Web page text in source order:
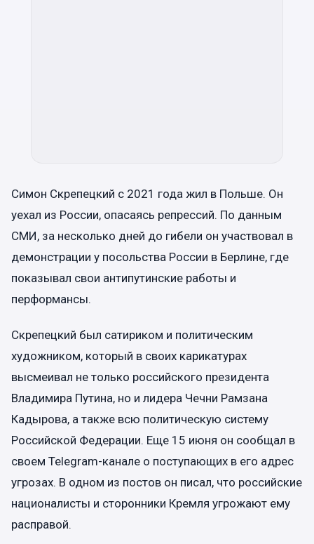
Симон Скрепецкий с 2021 года жил в Польше. Он
уехал из России, опасаясь репрессий. По данным
СМИ, за несколько дней до гибели он участвовал в
демонстрации у посольства России в Берлине, где
показывал свои антипутинские работы и
перформансы.
Скрепецкий был сатириком и политическим
художником, который в своих карикатурах
высмеивал не только российского президента
Владимира Путина, но и лидера Чечни Рамзана
Кадырова, а также всю политическую систему
Российской Федерации. Еще 15 июня он сообщал в
своем Telegram-канале о поступающих в его адрес
угрозах. В одном из постов он писал, что российские
националисты и сторонники Кремля угрожают ему
расправой.